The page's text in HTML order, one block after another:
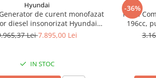
Hyundai
de curent monofazat
diesel insonorizat Hyundai
putere maxima 6.5 kVA,
Lei7.895,00 Lei
IN STOC
-36%
Placa
196cc,